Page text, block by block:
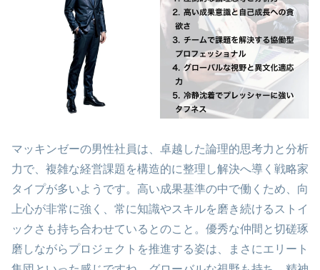
マッキンゼーの男性社員は、卓越した論理的思考力と分析
力で、複雑な経営課題を構造的に整理し解決へ導く戦略家
タイプが多いようです。高い成果基準の中で働くため、向
上心が非常に強く、常に知識やスキルを磨き続けるストイ
ックさも持ち合わせているとのこと。優秀な仲間と切磋琢
磨しながらプロジェクトを推進する姿は、まさにエリート